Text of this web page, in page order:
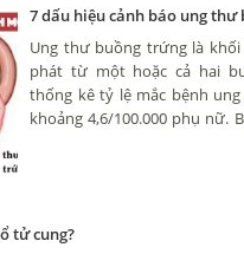
7 dấu hiệu cảnh báo ung
Ung thư buồng trứng là
phát từ một hoặc cả hai
thống kê tỷ lệ mắc bệnh
khoảng 4,6/100.000 phụ nữ.
tử cung?